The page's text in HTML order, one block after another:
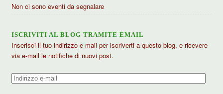
Non ci sono eventi da segnalare
ISCRIVITI AL BLOG TRAMITE EMAIL
Inserisci il tuo indirizzo e-mail per iscriverti a questo blog, e ricevere
via e-mail le notifiche di nuovi post.
Indirizzo